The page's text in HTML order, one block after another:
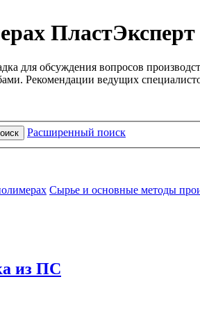
ПластЭксперт
для обсуждения вопросов
Рекомендации ведущих
Расширенный поиск
Сырье и основные методы
из ПС